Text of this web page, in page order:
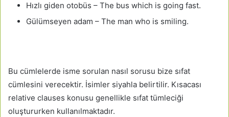
Hızlı giden otobüs – The bus which is going fast.
Gülümseyen adam – The man who is smiling.
Bu cümlelerde isme sorulan nasıl sorusu bize sıfat
cümlesini verecektir. İsimler siyahla belirtilir. Kısacası
relative clauses konusu genellikle sıfat tümleciği
oluştururken kullanılmaktadır.